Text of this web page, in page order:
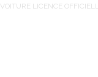
VOITURE LICENCE